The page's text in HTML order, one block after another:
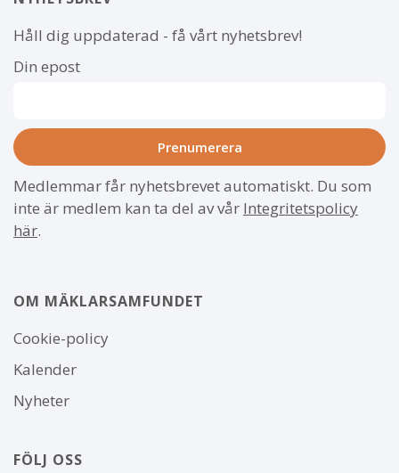
Håll dig uppdaterad - få vårt nyhetsbrev!
Din epost
Medlemmar får nyhetsbrevet automatiskt. Du som
inte är medlem kan ta del av vår Integritetspolicy
här.
OM MÄKLARSAMFUNDET
Om
webbplatsen
Cookie-policy
Kalender
Nyheter
FÖLJ OSS